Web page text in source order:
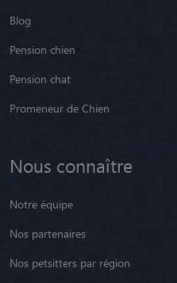
Blog
Pension chien
Pension chat
Promeneur de Chien
Nous connaître
Notre équipe
Nos partenaires
Nos petsitters par région